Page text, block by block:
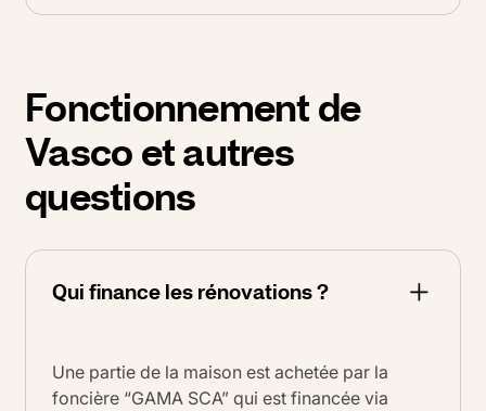
Fonctionnement de
Vasco et autres
questions
Qui finance les rénovations ?
Une partie de la maison est achetée par la
foncière “GAMA SCA” qui est financée via